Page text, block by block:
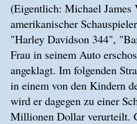
(Eigentlich: Michael
amerikanischer
"Harley Davidson 344",
Frau in seinem Auto
angeklagt. Im folgenden
in einem von den Kindern
wird er dagegen zu einer
Millionen Dollar verurteilt.